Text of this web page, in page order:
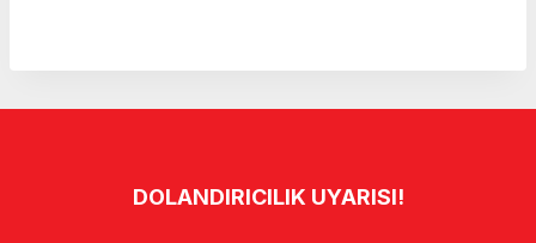
DOLANDIRICILIK UYARISI!